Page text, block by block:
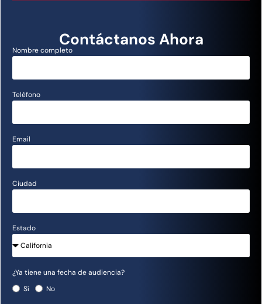
Contáctanos Ahora
Nombre completo
Teléfono
Email
Ciudad
Estado
¿Ya tiene una fecha de audiencia?
Sí
No